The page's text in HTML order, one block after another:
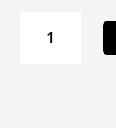
Arreglo